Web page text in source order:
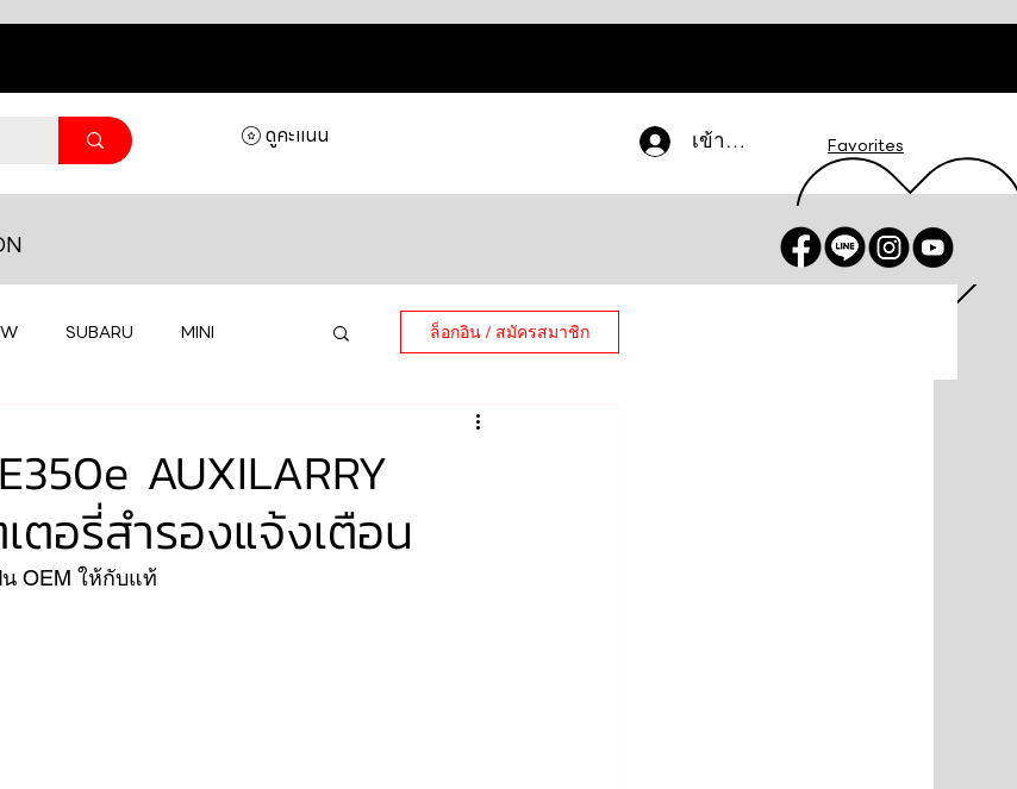
เข้าสู่ระบบ Favorites
ดูคะแนน
SUBARU MINI
VOLKSWAGEN JEEP
ล็อกอิน / สมัครสมาชิก
AUXILARRY
ตอรี่สำรองแจ้งเตือน
OEM ให้กับแท้